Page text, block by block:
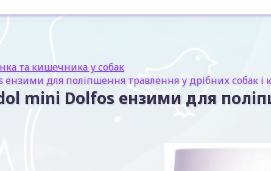
та кишечника у собак
для поліпшення травлення у дрібних собак і
mini Dolfos ензими для